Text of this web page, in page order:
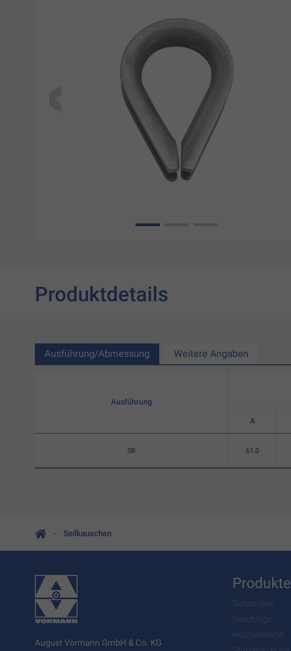
1
Produktdetails
Ausführung/Abmessung Weitere Angaben
Ausführung
SB
A
61,0
Seilkauschen
August Vormann GmbH & Co. KG
Produkte
Scharniere
Beschläge
Holzverbinder